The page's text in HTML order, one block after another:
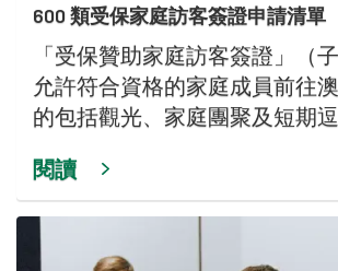
600 類受保家庭訪客簽證申請清單
「受保贊助家庭訪客簽證」（
允許符合資格的家庭成員前往
的包括觀光、家庭團聚及短期逗
閱讀